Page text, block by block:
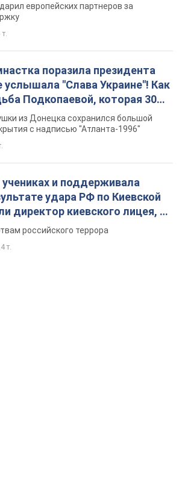
европейских партнеров за
поразила президента
"Слава Украине"! Как
Подкопаевой, которая 30
"золото" Олимпиады
из Донецка сохранился большой
с надписью "Атланта-1996"
и поддерживала
удара РФ по Киевской
директор киевского лицея, её
российского террора
т.